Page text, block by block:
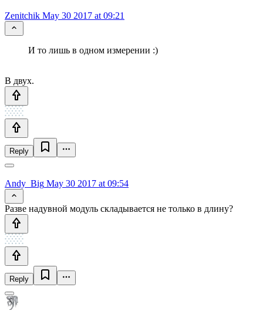
Zenitchik May 30 2017 at 09:21
И то лишь в одном измерении :)
В двух.
Reply
Andy_Big May 30 2017 at 09:54
Разве надувной модуль складывается не только в длину?
Reply